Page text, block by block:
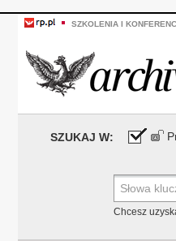
SZKOLENIA I
SZUKAJ W:
Chcesz